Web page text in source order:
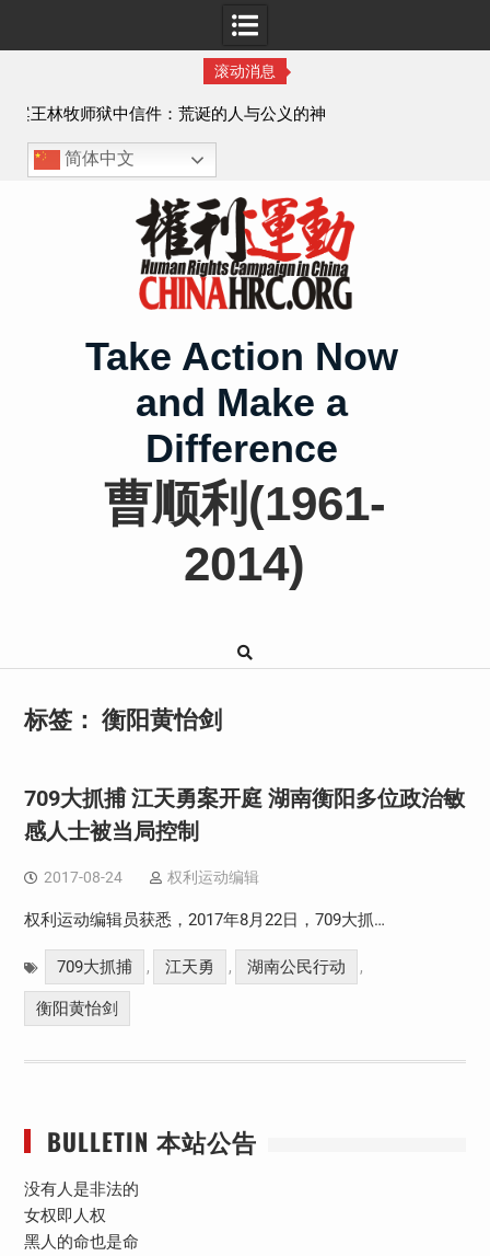
滚动消息
的神 顾玲娣：涉黑涉恶刑事报案信
简体中文
Take Action Now
and Make a
Difference
曹顺利(1961-
2014)
标签： 衡阳黄怡剑
709大抓捕 江天勇案开庭 湖南衡阳多位政治敏
感人士被当局控制
2017-08-24 权利运动编辑
权利运动编辑员获悉，2017年8月22日，709大抓…
709大抓捕 , 江天勇 , 湖南公民行动 ,
衡阳黄怡剑
BULLETIN 本站公告
没有人是非法的
女权即人权
黑人的命也是命